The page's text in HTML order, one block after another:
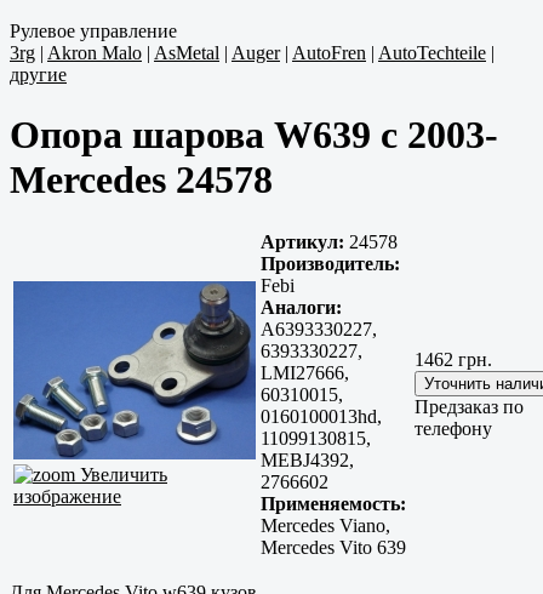
Рулевое управление
3rg | Akron Malo | AsMetal | Auger| AutoFren | AutoTechteile |
другие
Опора шарова W639 с 2003-
Mercedes 24578
Увеличить
изображение
Артикул: 24578
Производитель:
Febi
Аналоги:
A6393330227,
6393330227,
LMI27666,
60310015,
0160100013hd,
11099130815,
MEBJ4392,
2766602
Применяемость:
Mercedes Viano,
Mercedes Vito 639
1462 грн.
Предзаказ по
телефону